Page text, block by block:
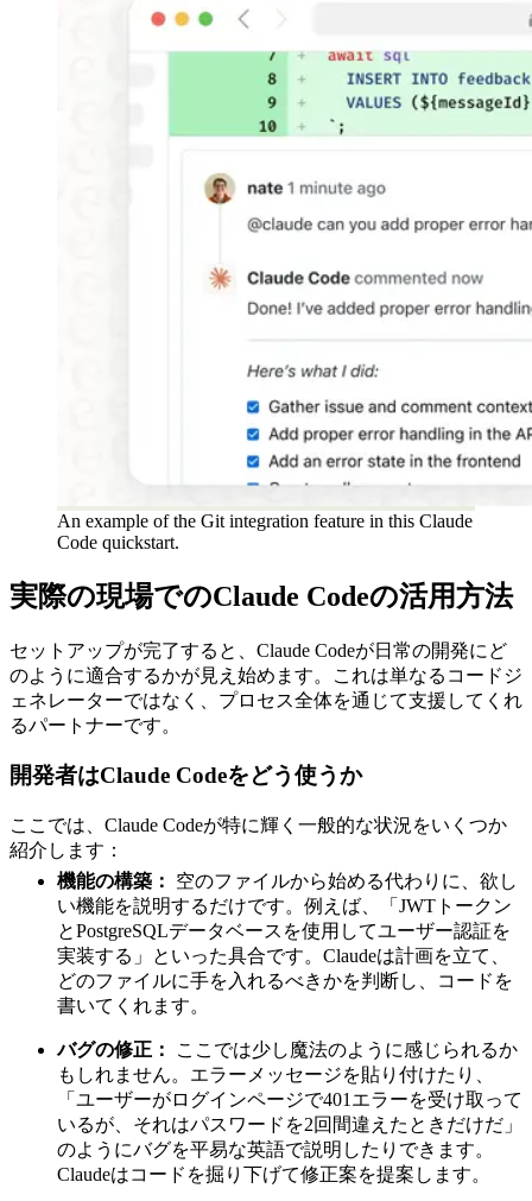
An example of the Git integration feature in this Claude
Code quickstart.
実際の現場でのClaude Codeの活用方法
セットアップが完了すると、Claude Codeが日常の開発にど
のように適合するかが見え始めます。これは単なるコードジ
ェネレーターではなく、プロセス全体を通じて支援してくれ
るパートナーです。
開発者はClaude Codeをどう使うか
ここでは、Claude Codeが特に輝く一般的な状況をいくつか
紹介します：
機能の構築：
空のファイルから始める代わりに、欲し
い機能を説明するだけです。例えば、「JWTトークン
とPostgreSQLデータベースを使用してユーザー認証を
実装する」といった具合です。Claudeは計画を立て、
どのファイルに手を入れるべきかを判断し、コードを
書いてくれます。
バグの修正：
ここでは少し魔法のように感じられるか
もしれません。エラーメッセージを貼り付けたり、
「ユーザーがログインページで401エラーを受け取って
いるが、それはパスワードを2回間違えたときだけだ」
のようにバグを平易な英語で説明したりできます。
Claudeはコードを掘り下げて修正案を提案します。